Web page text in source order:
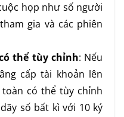
họp như số người
gia và các phiên
thể tùy chỉnh: Nếu
cấp tài khoản lên
có thể tùy chỉnh
số bất kì với 10 ký